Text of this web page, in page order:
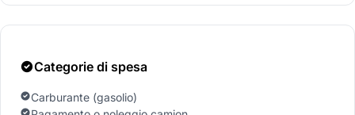
Categorie di spesa
Carburante (gasolio)